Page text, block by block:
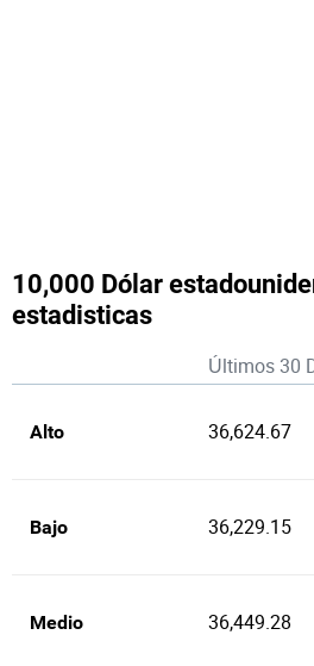
10,000 Dólar
estadisticas
Últimos 30
Alto 36,624.67
Bajo 36,229.15
Medio 36,449.28